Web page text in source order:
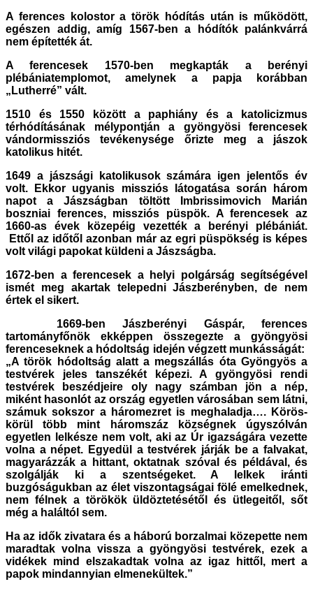
A ferences kolostor a török hódítás után is működött,
egészen addig, amíg 1567-ben a hódítók palánkvárrá
nem építették át.
A ferencesek 1570-ben megkapták a berényi
plébániatemplomot, amelynek a papja korábban
„Lutherré” vált.
1510 és 1550 között a paphiány és a katolicizmus
térhódításának mélypontján a gyöngyösi ferencesek
vándormissziós tevékenysége őrizte meg a jászok
katolikus hitét.
1649 ajászsági katolikusok számára igen jelentős év
volt. Ekkor ugyanis missziós látogatása során három
napot a Jászságban töltött Imbrissimovich Marián
boszniai ferences, missziós püspök. A ferencesek az
1660-as évek közepéig vezették a berényi plébániát.
Ettől az időtől azonban már az egri püspökség is képes
volt világi papokat küldeni a Jászságba.
1672-ben a ferencesek a helyi polgárság segítségével
ismét meg akartak telepedni Jászberényben, de nem
értek el sikert.
1669-ben Jászberényi Gáspár, ferences
tartományfőnök ekképpen összegezte a gyöngyösi
ferenceseknek a hódoltság idején végzett munkásságát:
„A török hódoltság alatt a megszállás óta Gyöngyös a
testvérek jeles tanszékét képezi. A gyöngyösi rendi
testvérek beszédjeire oly nagy számban jön a nép,
miként hasonlót az ország egyetlen városában sem látni,
számuk sokszor a háromezret is meghaladja…. Körös-
körül több mint háromszáz községnek úgyszólván
egyetlen lelkésze nem volt, aki az Úr igazságára vezette
volna a népet. Egyedül a testvérek járják be a falvakat,
magyarázzák a hittant, oktatnak szóval és példával, és
szolgálják ki a szentségeket. A lelkek iránti
buzgóságukban az élet viszontagságai fölé emelkednek,
nem félnek a törökök üldöztetésétől és ütlegeitől, sőt
még a haláltól sem.
Ha az idők zivatara és a háború borzalmai közepette nem
maradtak volna vissza a gyöngyösi testvérek, ezek a
vidékek mind elszakadtak volna az igaz hittől, mert a
papok mindannyian elmenekültek.”